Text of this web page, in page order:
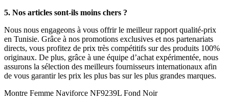
5. Nos articles sont-ils moins chers ?
Nous nous engageons à vous offrir le meilleur rapport qualité-prix
en Tunisie. Grâce à nos promotions exclusives et nos partenariats
directs, vous profitez de prix très compétitifs sur des produits 100%
originaux. De plus, grâce à une équipe d’achat expérimentée, nous
assurons la sélection des meilleurs fournisseurs internationaux afin
de vous garantir les prix les plus bas sur les plus grandes marques.
Montre Femme Naviforce NF9239L Fond Noir